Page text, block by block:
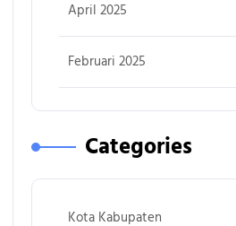
April 2025
Februari 2025
Categories
Kota Kabupaten